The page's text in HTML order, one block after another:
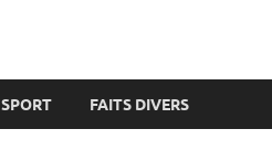
SPORT FAITS DIVERS